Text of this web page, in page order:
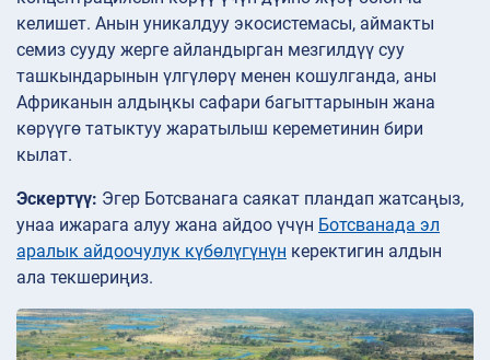
келишет. Анын уникалдуу экосистемасы, аймакты
семиз сууду жерге айландырган мезгилдүү суу
ташкындарынын үлгүлөрү менен кошулганда, аны
Африканын алдыңкы сафари багыттарынын жана
көрүүгө татыктуу жаратылыш кереметинин бири
кылат.
Эскертүү: Эгер Ботсванага саякат пландап жатсаңыз,
унаа ижарага алуу жана айдоо үчүн Ботсванада эл
аралык айдоочулук күбөлүгүнүн керектигин алдын
ала текшериңиз.